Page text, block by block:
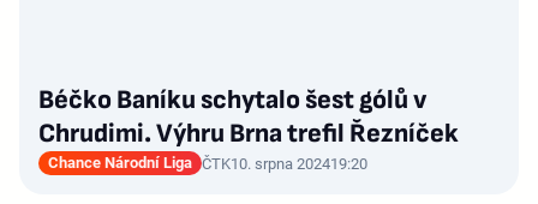
Béčko Baníku schytalo šest gólů v
Chrudimi. Výhru Brna trefil Řezníček
Chance Národní Liga ČTK10. srpna 202419:20